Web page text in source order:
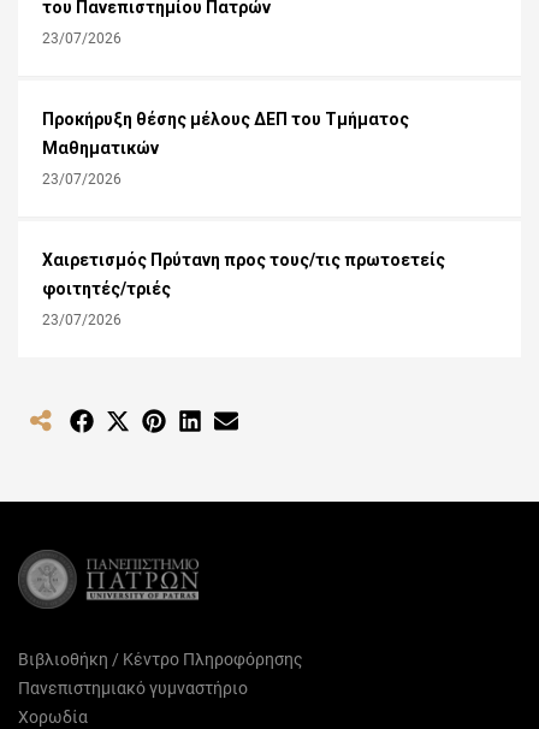
του Πανεπιστημίου Πατρών
23/07/2026
Προκήρυξη θέσης μέλους ΔΕΠ του Τμήματος
Μαθηματικών
23/07/2026
Χαιρετισμός Πρύτανη προς τους/τις πρωτοετείς
φοιτητές/τριές
23/07/2026
Share Share
(Twitter)
Share Share
Βιβλιοθήκη / Κέντρο Πληροφόρησης
Πανεπιστημιακό γυμναστήριο
Χορωδία